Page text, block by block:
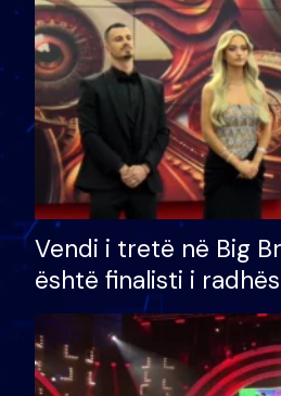
Vendi i tretë në Big
është finalisti i